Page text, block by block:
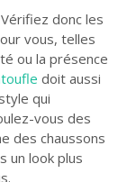
donc les
vous, telles
ou la présence
doit aussi
qui
vous des
des chaussons
un look plus